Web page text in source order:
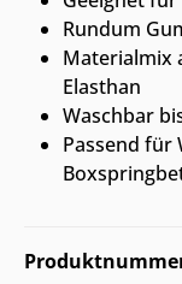
Rundum
Materialmix
Elasthan
Waschbar
Passend für